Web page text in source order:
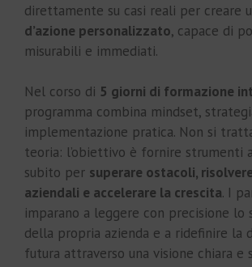
direttamente su casi reali per creare
d’azione personalizzato, capace di
misurabili e immediati.
Nel corso di 5 giorni di formazione
programma combina mindset,
implementazione pratica. Non si
teoria: l’obiettivo è fornire strumenti
subito per superare ostacoli,
aziendali e accelerare la crescita. I
imparano a leggere con precisione lo
della propria azienda e a ridefinire la
futura attraverso una visione chiara e